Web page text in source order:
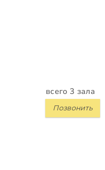
всего 3 зала
Позвонить